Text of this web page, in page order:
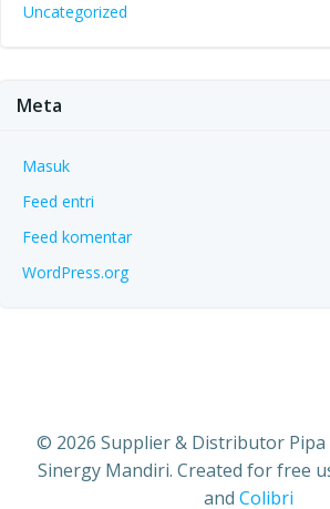
Uncategorized
Meta
Masuk
Feed entri
Feed komentar
WordPress.org
© 2026 Supplier & Distributor Pipa
Sinergy Mandiri. Created for free
and Colibri